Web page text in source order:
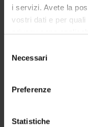
i servizi. Avete la
vostri dati e per
privacy sono
modificare o
momento dalla
raccogliere
delNecessari
Preferenze
Statistiche
Docenti
CORSI DI STUDIO
DOTTORATI,